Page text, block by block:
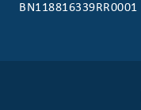
BN118816339RR0001